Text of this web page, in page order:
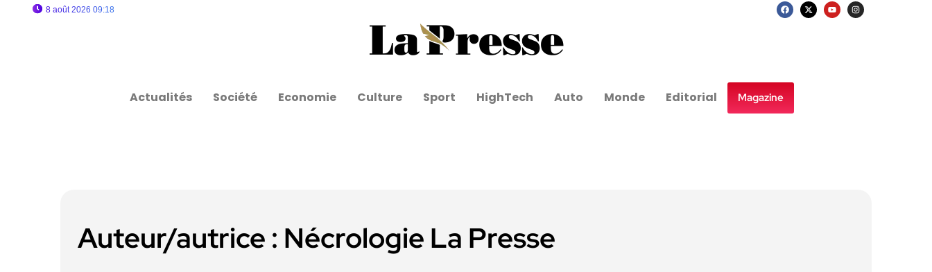
8 août 2026 09:18
Actualités Société Economie Culture Sport HighTech Auto Monde Editorial Magazine
Auteur/autrice : Nécrologie La Presse